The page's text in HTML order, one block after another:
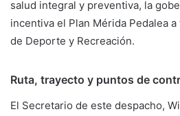
salud integral y preventiva, la
incentiva el Plan Mérida Pedalea
de Deporte y Recreación.
Ruta, trayecto y puntos de
El Secretario de este despacho,